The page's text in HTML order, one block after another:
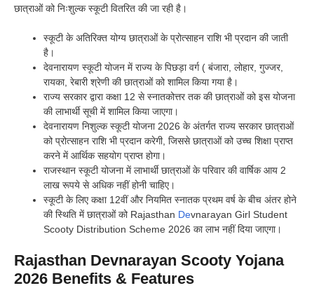
छात्राओं को निःशुल्क स्कूटी वितरित की जा रही है।
स्कूटी के अतिरिक्त योग्य छात्राओं के प्रोत्साहन राशि भी प्रदान की जाती
है।
देवनारायण स्कूटी योजन में राज्य के पिछड़ा वर्ग ( बंजारा, लोहार, गुज्जर,
रायका, रेबारी श्रेणी की छात्राओं को शामिल किया गया है।
राज्य सरकार द्वारा कक्षा 12 से स्नातकोत्तर तक की छात्राओं को इस योजना
की लाभार्थी सूची में शामिल किया जाएगा।
देवनारायण निशुल्क स्कूटी योजना 2026 के अंतर्गत राज्य सरकार छात्राओं
को प्रोत्साहन राशि भी प्रदान करेगी, जिससे छात्राओं को उच्च शिक्षा प्राप्त
करने में आर्थिक सहयोग प्राप्त होगा।
राजस्थान स्कूटी योजना में लाभार्थी छात्राओं के परिवार की वार्षिक आय 2
लाख रूपये से अधिक नहीं होनी चाहिए।
स्कूटी के लिए कक्षा 12वीं और नियमित स्नातक प्रथम वर्ष के बीच अंतर होने
की स्थिति में छात्राओं को Rajasthan Devnarayan Girl Student
Scooty Distribution Scheme 2026 का लाभ नहीं दिया जाएगा।
Rajasthan Devnarayan Scooty Yojana
2026 Benefits & Features